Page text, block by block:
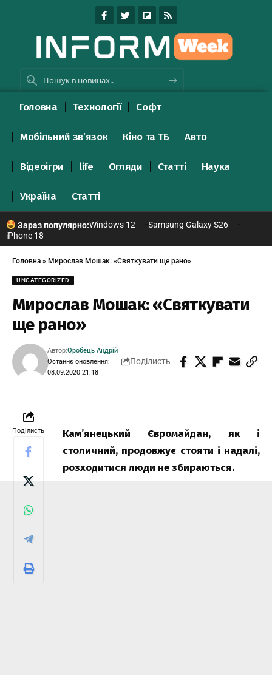
Головна Технології Софт
Мобільний зв’язок Кіно та ТБ Авто
Відеоігри life Огляди Статті Наука
Україна Статті
Зараз популярно:Windows 12
Samsung Galaxy S26
iPhone 18
Головна » Мирослав Мошак: «Святкувати ще рано»
UNCATEGORIZED
Мирослав Мошак: «Святкувати
ще рано»
Останнє оновлення:
08.09.2020 21:18
Автор:Оробець Андрій
Поділисть
Поділисть
Кам’янецький Євромайдан, як і
столичний, продовжує стояти і надалі,
розходитися люди не збираються.